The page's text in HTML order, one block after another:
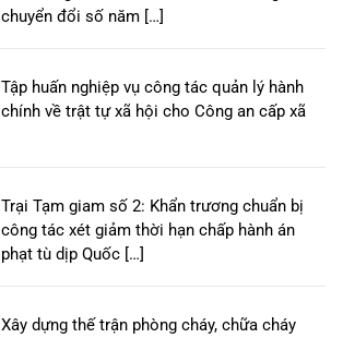
chuyển đổi số năm […]
Tập huấn nghiệp vụ công tác quản lý hành
chính về trật tự xã hội cho Công an cấp xã
Trại Tạm giam số 2: Khẩn trương chuẩn bị
công tác xét giảm thời hạn chấp hành án
phạt tù dịp Quốc […]
Xây dựng thế trận phòng cháy, chữa cháy